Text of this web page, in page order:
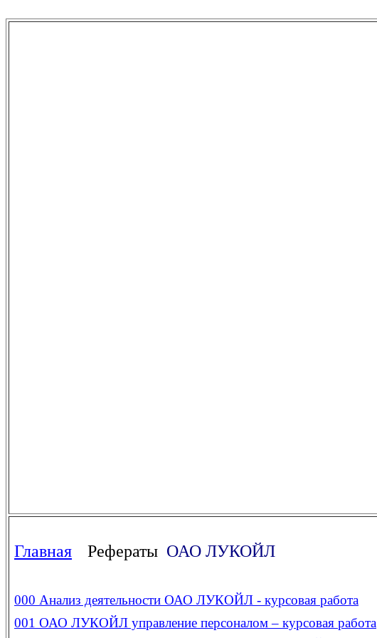
Главная Рефераты ОАО ЛУКОЙЛ
000 Анализ деятельности ОАО ЛУКОЙЛ - курсовая работа
001 ОАО ЛУКОЙЛ управление персоналом – курсовая работа